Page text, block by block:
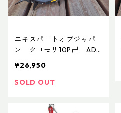
エキスパートオブジャパ
ン クロモリ10P卍 ADD
¥26,950
SOLD OUT